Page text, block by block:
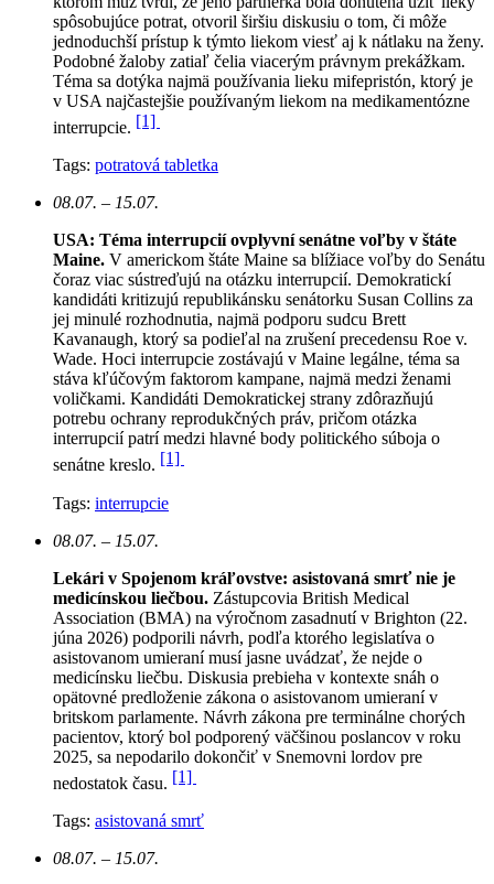
spôsobujúce potrat, otvoril širšiu diskusiu o tom, či môže
jednoduchší prístup k týmto liekom viesť aj k nátlaku na ženy.
Podobné žaloby zatiaľ čelia viacerým právnym prekážkam.
Téma sa dotýka najmä používania lieku mifepristón, ktorý je
v USA najčastejšie používaným liekom na medikamentózne
interrupcie. [1]
Tags: potratová tabletka
08.07. – 15.07.
USA: Téma interrupcií ovplyvní senátne voľby v štáte
Maine. V americkom štáte Maine sa blížiace voľby do Senátu
čoraz viac sústreďujú na otázku interrupcií. Demokratickí
kandidáti kritizujú republikánsku senátorku Susan Collins za
jej minulé rozhodnutia, najmä podporu sudcu Brett
Kavanaugh, ktorý sa podieľal na zrušení precedensu Roe v.
Wade. Hoci interrupcie zostávajú v Maine legálne, téma sa
stáva kľúčovým faktorom kampane, najmä medzi ženami
voličkami. Kandidáti Demokratickej strany zdôrazňujú
potrebu ochrany reprodukčných práv, pričom otázka
interrupcií patrí medzi hlavné body politického súboja o
senátne kreslo. [1]
Tags: interrupcie
08.07. – 15.07.
Lekári v Spojenom kráľovstve: asistovaná smrť nie je
medicínskou liečbou. Zástupcovia British Medical
Association (BMA) na výročnom zasadnutí v Brighton (22.
júna 2026) podporili návrh, podľa ktorého legislatíva o
asistovanom umieraní musí jasne uvádzať, že nejde o
medicínsku liečbu. Diskusia prebieha v kontexte snáh o
opätovné predloženie zákona o asistovanom umieraní v
britskom parlamente. Návrh zákona pre terminálne chorých
pacientov, ktorý bol podporený väčšinou poslancov v roku
2025, sa nepodarilo dokončiť v Snemovni lordov pre
nedostatok času. [1]
Tags: asistovaná smrť
08.07. – 15.07.